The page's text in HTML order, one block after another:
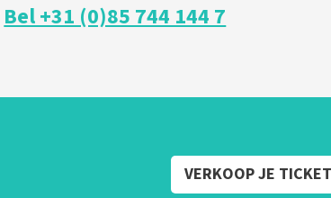
Bel +31 (0)85 744 144 7
VERKOOP JE